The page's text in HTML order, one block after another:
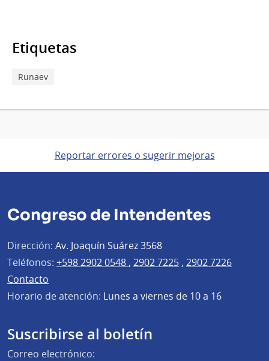
Etiquetas
Runaev
Reportar errores o sugerir mejoras
Congreso de Intendentes
Dirección: Av. Joaquín Suárez 3568
Teléfonos: +598 2902 0548 , 2902 7225 , 2902 7226
Contacto
Horario de atención: Lunes a viernes de 10 a 16
Suscribirse al boletín
Correo electrónico: